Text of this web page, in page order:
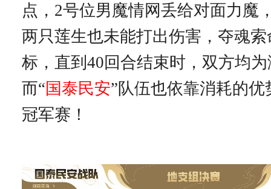
点，2号位男魔情网丢给对面力魔
两只莲生也未能打出伤害，夺魂
标，直到40回合结束时，双方均
而“国泰民安”队伍也依靠消耗的
冠军赛！